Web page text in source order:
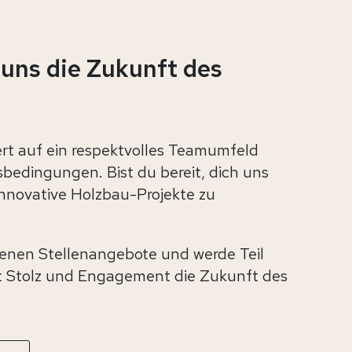
die Zukunft des
auf ein respektvolles Teamumfeld
Bist du bereit, dich uns
Holzbau-Projekte zu
Stellenangebote und werde Teil
Stolz und Engagement die Zukunft des